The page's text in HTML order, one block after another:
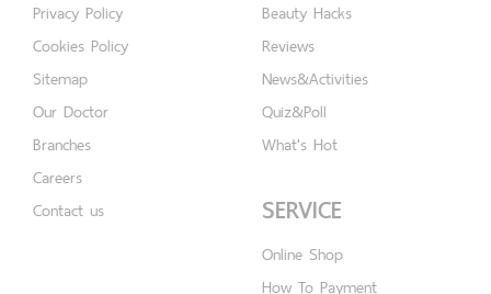
Privacy Policy
Cookies Policy
Sitemap
Our Doctor
Branches
Careers
Contact us
Beauty Hacks
Reviews
News&Activities
Quiz&Poll
What's Hot
SERVICE
Online Shop
How To Payment